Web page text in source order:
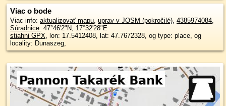
Viac o bode
Viac info: aktualizovať mapu, uprav v JOSM (pokročilé), 4385974084,
Súradnice: 47°46'2"N, 17°32'28"E
stiahni GPX, lon: 17.5412408, lat: 47.7672328, og type: place, og
locality: Dunaszeg,